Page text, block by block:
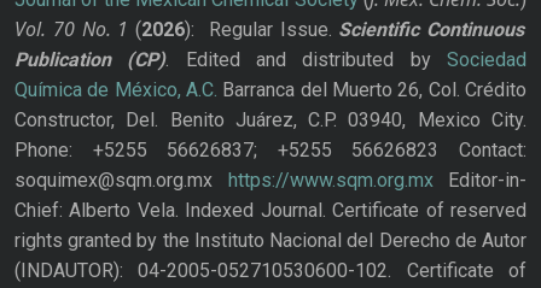
Vol. 70 No. 1 (2026): Regular Issue. Scientific Continuous
Publication
(CP). Edited and distributed bySociedad
Química de México, A.C. Barranca del Muerto 26, Col. Crédito
Constructor, Del. Benito Juárez, C.P. 03940, Mexico City.
Phone: +5255 56626837; +5255 56626823 Contact:
soquimex@sqm.org.mx https://www.sqm.org.mxEditor-in-
Chief: Alberto Vela. Indexed Journal. Certificate of reserved
rights granted by the Instituto Nacional del Derecho de Autor
(INDAUTOR): 04-2005-052710530600-102. Certificate of